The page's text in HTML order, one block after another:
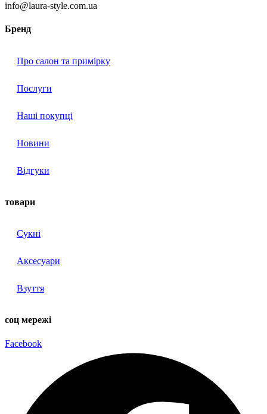
info@laura-style.com.ua
Бренд
Про салон та примірку
Послуги
Наші покупці
Новини
Відгуки
товари
Сукні
Аксесуари
Взуття
соц мережі
Facebook